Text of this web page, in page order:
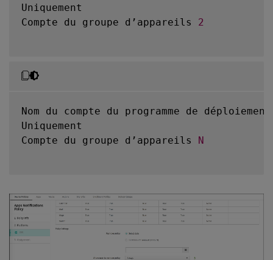
Uniquement
Compte du groupe d’appareils 2
Nom du compte du programme de
Uniquement
Compte du groupe d’appareils N